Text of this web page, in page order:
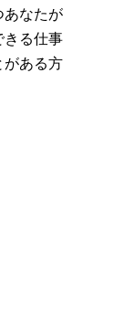
あなたが
きる仕事
がある方